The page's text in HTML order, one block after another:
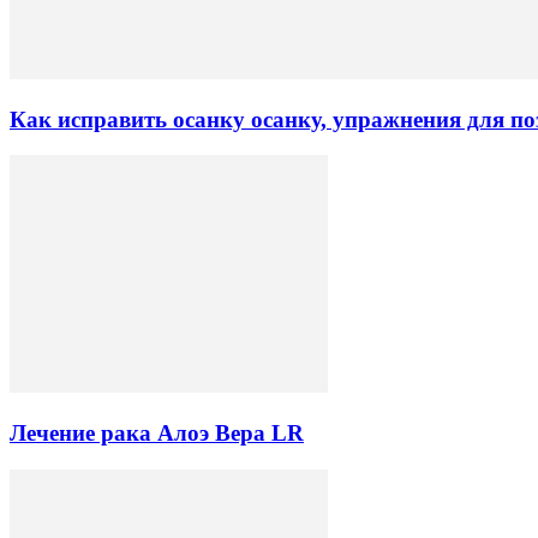
Как исправить осанку осанку, упражнения для
Лечение рака Алоэ Вера LR